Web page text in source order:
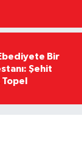
Bir
Şehit